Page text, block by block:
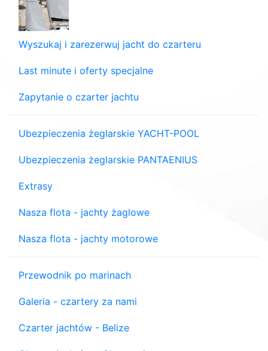
Wyszukaj i zarezerwuj jacht do czarteru
Last minute i oferty specjalne
Zapytanie o czarter jachtu
Ubezpieczenia żeglarskie YACHT-POOL
Ubezpieczenia żeglarskie PANTAENIUS
Extrasy
Nasza flota - jachty żaglowe
Nasza flota - jachty motorowe
Przewodnik po marinach
Galeria - czartery za nami
Czarter jachtów - Belize